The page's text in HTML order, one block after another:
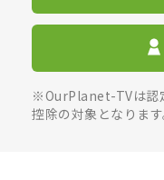
※OurPlanet-TVは認
控除の対象となります